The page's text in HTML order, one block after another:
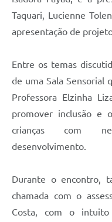
Taquari, Lucienne
apresentação de
Entre os temas
de uma Sala Sensorial
Professora Elzinha
promover inclusão e
crianças com
desenvolvimento.
Durante o encontro,
chamada com o
Costa, com o